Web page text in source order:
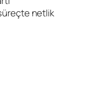
netlik